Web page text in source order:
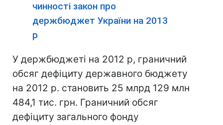
чинності закон про
держбюджет України на 2013
р
У держбюджеті на 2012 р, граничний
обсяг дефіциту державного бюджету
на 2012 р. становить 25 млрд 129 млн
484,1 тис. грн. Граничний обсяг
дефіциту загального фонду